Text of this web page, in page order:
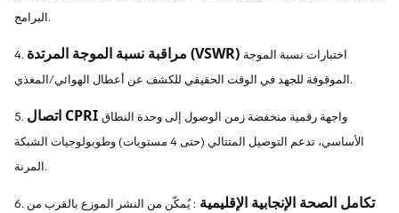
البرامج.
4. مراقبة نسبة الموجة المرتدة (VSWR) اختبارات نسبة الموجة
الموقوفة للجهد في الوقت الحقيقي للكشف عن أعطال الهوائي/المغذي.
5. اتصال CPRI واجهة رقمية منخفضة زمن الوصول إلى وحدة النطاق
الأساسي، تدعم التوصيل المتتالي (حتى 4 مستويات) وطوبولوجيات الشبكة
المرنة.
6. تكامل الصحة الإنجابية الإقليمية : يُمكّن من النشر الموزع بالقرب من